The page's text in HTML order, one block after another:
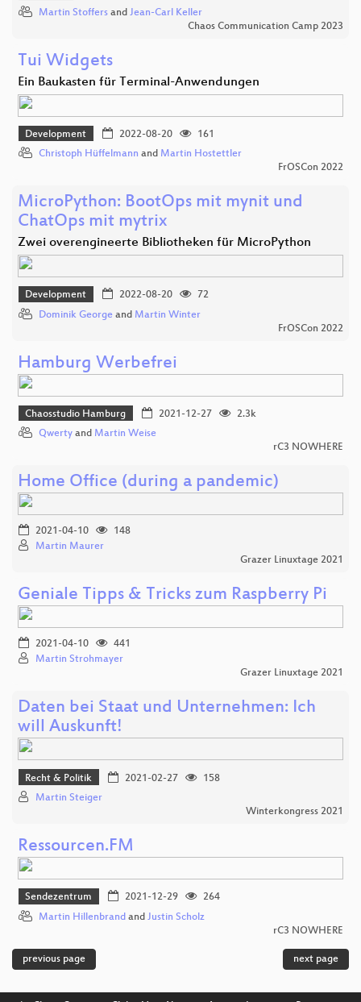
Martin Stoffers and Jean-Carl Keller
Chaos Communication Camp 2023
Tui Widgets
Ein Baukasten für Terminal-Anwendungen
Development 2022-08-20
161
Christoph Hüffelmann and Martin Hostettler
FrOSCon 2022
MicroPython: BootOps mit mynit und
ChatOps mit mytrix
Zwei overengineerte Bibliotheken für MicroPython
Development 2022-08-20
72
Dominik George and Martin Winter
FrOSCon 2022
Hamburg Werbefrei
Chaosstudio Hamburg 2021-12-27
2.3k
Qwerty and Martin Weise
rC3 NOWHERE
Home Office (during a pandemic)
2021-04-10
148
Martin Maurer
Grazer Linuxtage 2021
Geniale Tipps & Tricks zum Raspberry Pi
2021-04-10
441
Martin Strohmayer
Grazer Linuxtage 2021
Daten bei Staat und Unternehmen: Ich
will Auskunft!
Recht & Politik 2021-02-27
158
Martin Steiger
Winterkongress 2021
Ressourcen.FM
Sendezentrum 2021-12-29
264
Martin Hillenbrand and Justin Scholz
rC3 NOWHERE
previous page next page